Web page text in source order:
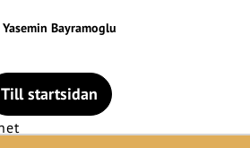
Yasemin Bayramoglu
Till startsidan